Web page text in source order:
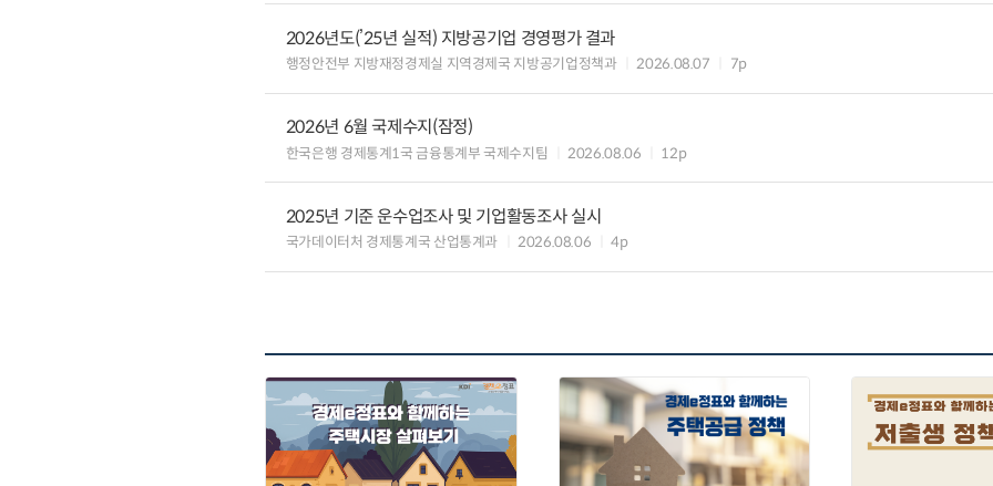
2026년도(’25년 실적) 지방공기업 경영평가 결과
행정안전부 지방재정경제실 지역경제국 지방공기업정책과 2026.08.07 7p
2026년 6월 국제수지(잠정)
한국은행 경제통계1국 금융통계부 국제수지팀 2026.08.06 12p
2025년 기준 운수업조사 및 기업활동조사 실시
국가데이터처 경제통계국 산업통계과 2026.08.06 4p